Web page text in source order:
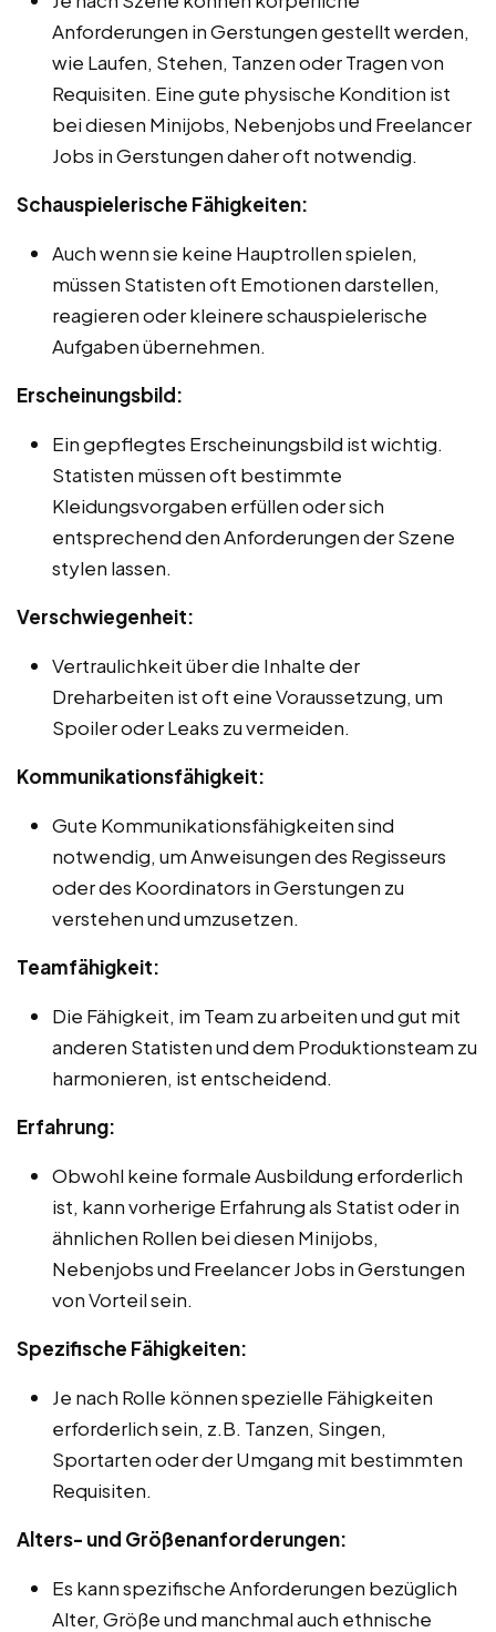
Anforderungen in Gerstungen gestellt werden,
wie Laufen, Stehen, Tanzen oder Tragen von
Requisiten. Eine gute physische Kondition ist
bei diesen Minijobs, Nebenjobs und Freelancer
Jobs in Gerstungen daher oft notwendig.
Schauspielerische Fähigkeiten:
Auch wenn sie keine Hauptrollen spielen,
müssen Statisten oft Emotionen darstellen,
reagieren oder kleinere schauspielerische
Aufgaben übernehmen.
Erscheinungsbild:
Ein gepflegtes Erscheinungsbild ist wichtig.
Statisten müssen oft bestimmte
Kleidungsvorgaben erfüllen oder sich
entsprechend den Anforderungen der Szene
stylen lassen.
Verschwiegenheit:
Vertraulichkeit über die Inhalte der
Dreharbeiten ist oft eine Voraussetzung, um
Spoiler oder Leaks zu vermeiden.
Kommunikationsfähigkeit:
Gute Kommunikationsfähigkeiten sind
notwendig, um Anweisungen des Regisseurs
oder des Koordinators in Gerstungen zu
verstehen und umzusetzen.
Teamfähigkeit:
Die Fähigkeit, im Team zu arbeiten und gut mit
anderen Statisten und dem Produktionsteam zu
harmonieren, ist entscheidend.
Erfahrung:
Obwohl keine formale Ausbildung erforderlich
ist, kann vorherige Erfahrung als Statist oder in
ähnlichen Rollen bei diesen Minijobs,
Nebenjobs und Freelancer Jobs in Gerstungen
von Vorteil sein.
Spezifische Fähigkeiten:
Je nach Rolle können spezielle Fähigkeiten
erforderlich sein, z.B. Tanzen, Singen,
Sportarten oder der Umgang mit bestimmten
Requisiten.
Alters- und Größenanforderungen:
Es kann spezifische Anforderungen bezüglich
Alter, Größe und manchmal auch ethnische